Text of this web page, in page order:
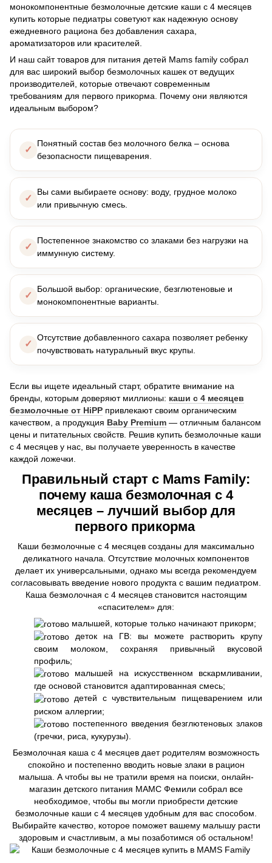
монокомпонентные безмолочные детские каши с 4 месяцев
купить которые педиатры советуют как надежную основу
ежедневного рациона без добавления сахара,
ароматизаторов или красителей.
И наш сайт товаров для питания детей Mams family собрал
для вас широкий выбор безмолочных кашек от ведущих
производителей, которые отвечают современным
требованиям для первого прикорма. Почему они являются
идеальным выбором?
Понятный состав без молочного белка – основа
безопасности пищеварения.
Вы сами выбираете основу: воду, грудное молоко
или привычную смесь.
Постепенное знакомство со злаками без нагрузки на
иммунную систему.
Большой выбор: органические, безглютеновые и
монокомпонентные варианты.
Отсутствие добавленного сахара позволяет ребенку
почувствовать натуральный вкус крупы.
Если вы ищете идеальный старт, обратите внимание на
бренды, которым доверяют миллионы: каши с 4 месяцев
безмолочные от HiPP привлекают своим органическим
качеством, а продукция Baby Premium — отличным балансом
цены и питательных свойств. Решив купить безмолочные каши
с 4 месяцев у нас, вы получаете уверенность в качестве
каждой ложечки.
Правильный старт с Mams Family:
почему каша безмолочная с 4
месяцев – лучший выбор для
первого прикорма
Каши безмолочные с 4 месяцев созданы для максимально
деликатного начала. Отсутствие молочных компонентов
делает их универсальными, однако мы всегда рекомендуем
согласовывать введение нового продукта с вашим педиатром.
Каша безмолочная с 4 месяцев становится настоящим
«спасителем» для:
малышей, которые только начинают прикорм;
деток на ГВ: вы можете растворить крупу
своим молоком, сохраняя привычный вкусовой
профиль;
малышей на искусственном вскармливании,
где основой становится адаптированная смесь;
детей с чувствительным пищеварением или
риском аллергии;
постепенного введения безглютеновых злаков
(гречки, риса, кукурузы).
Безмолочная каша с 4 месяцев дает родителям возможность
спокойно и постепенно вводить новые злаки в рацион
малыша. А чтобы вы не тратили время на поиски, онлайн-
магазин детского питания МАМС Фемили собрал все
необходимое, чтобы вы могли приобрести детские
безмолочные каши с 4 месяцев удобным для вас способом.
Выбирайте качество, которое поможет вашему малышу расти
здоровым и счастливым, а мы позаботимся об остальном!